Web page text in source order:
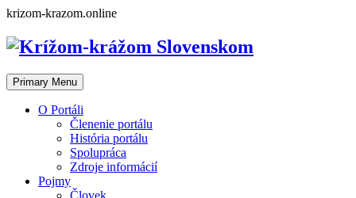
Skip
content
krizom-krazom.online
Primary Menu
O Portáli
Členenie portálu
História portálu
Spolupráca
Zdroje informácií
Pojmy
Človek